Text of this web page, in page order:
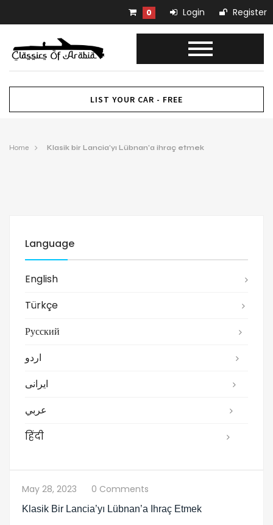
0 Login Register
LIST YOUR CAR - FREE
Home Klasik bir Lancia’yı Lübnan’a ihraç etmek
Language
English
Türkçe
Русский
اردو
ایرانی
عربي
हिंदी
May 28, 2023 0 Comments
Klasik Bir Lancia’yı Lübnan’a Ihraç Etmek